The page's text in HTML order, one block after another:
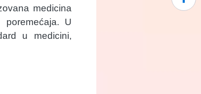
medicina
poremećaja. U
u medicini,